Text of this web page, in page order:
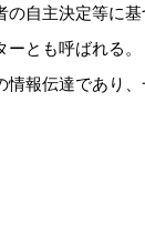
自主決定等に基
とも呼ばれる。
報伝達であり